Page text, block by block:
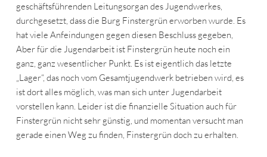
geschäftsführenden Leitungsorgan des Jugendwerkes,
durchgesetzt, dass die Burg Finstergrün erworben wurde. Es
hat viele Anfeindungen gegen diesen Beschluss gegeben,
Aber für die Jugendarbeit ist Finstergrün heute noch ein
ganz, ganz wesentlicher Punkt. Es ist eigentlich das letzte
„Lager“, das noch vom Gesamtjugendwerk betrieben wird, es
ist dort alles möglich, was man sich unter Jugendarbeit
vorstellen kann. Leider ist die finanzielle Situation auch für
Finstergrün nicht sehr günstig, und momentan versucht man
gerade einen Weg zu finden, Finstergrün doch zu erhalten.